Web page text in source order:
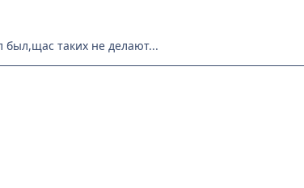
таких не делают...